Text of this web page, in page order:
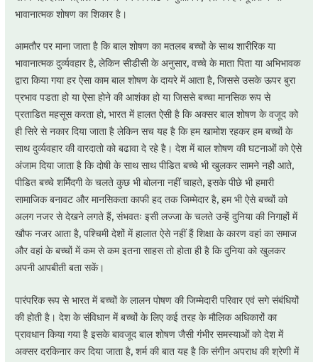
भावानात्मक शोषण का शिकार है।
आमतौर पर माना जाता है कि बाल शोषण का मतलब बच्चों के साथ शारीरिक या
भावानात्मक दुर्व्यवहार है, लेकिन सीडीसी के अनुसार, वच्चे के माता पिता या अभिभावक
द्वारा किया गया हर ऐसा काम बाल शोषण के दायरे में आता है, जिससे उसके ऊपर बुरा
प्रभाव पडता हो या ऐसा होने की आशंका हो या जिससे बच्चा मानसिक रूप से
प्रताडित महसूस करता हो, भारत में हालत ऐसी है कि अक्सर बाल शोषण के वजूद को
ही सिरे से नकार दिया जाता है लेकिन सच यह है कि हम खामोश रहकर हम बच्चों के
साथ दुर्व्यवहार की वारदातो को बढावा दे रहे है। देश में बाल शोषण की घटनाओं को ऐसे
अंजाम दिया जाता है कि दोषी के साथ साथ पीडित बच्चे भी खुलकर सामने नहीे आते,
पीडित बच्चे शर्मिंदगी के चलते कुछ भी बोलना नहीं चाहते, इसके पीछे भी हमारी
सामाजिक बनावट और मानसिकता काफी हद तक जिम्मेदार है, हम भी ऐसे बच्चों को
अलग नजर से देखने लगते हैं, संभवतः इसी लज्जा के चलते उन्हें दुनिया की निगाहों में
खौफ नजर आता है, पश्चिमी देशों में हालात ऐसे नहीं हैं शिक्षा के कारण वहां का समाज
और वहां के बच्चों में कम से कम इतना साहस तो होता ही है कि दुनिया को खुलकर
अपनी आपबीती बता सकें।
पारंपरिक रूप से भारत में बच्चों के लालन पोषण की जिम्मेदारी परिवार एवं सगे संबंधियों
की होती है। देश के संविधान में बच्चों के लिए कई तरह के मौलिक अधिकारों का
प्रावधान किया गया है इसके बावजूद बाल शोषण जैसी गंभीर समस्याओं को देश में
अक्सर दरकिनार कर दिया जाता है, शर्म की बात यह है कि संगीन अपराध की श्रेणी में